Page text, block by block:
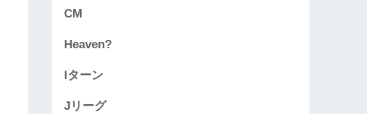
CM
Heaven?
Iターン
Jリーグ